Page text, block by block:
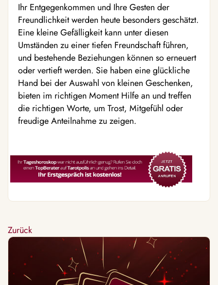
Ihr Entgegenkommen und Ihre Gesten der
Freundlichkeit werden heute besonders geschätzt.
Eine kleine Gefälligkeit kann unter diesen
Umständen zu einer tiefen Freundschaft führen,
und bestehende Beziehungen können so erneuert
oder vertieft werden. Sie haben eine glückliche
Hand bei der Auswahl von kleinen Geschenken,
bieten im richtigen Moment Hilfe an und treffen
die richtigen Worte, um Trost, Mitgefühl oder
freudige Anteilnahme zu zeigen.
Zurück